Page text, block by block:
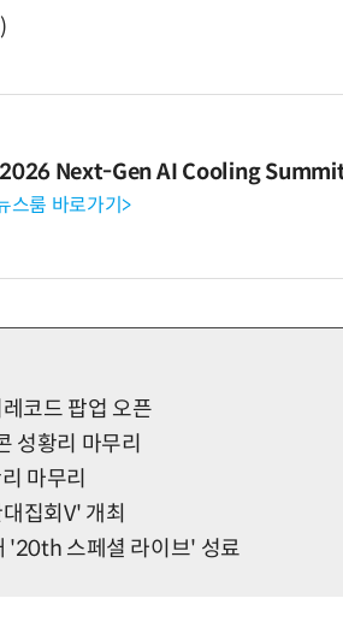
2026 Next-Gen AI Cooling Summit
스룸 바로가기>
코드 팝업 오픈
성황리 마무리
마무리
집회V' 개최
'20th 스페셜 라이브' 성료